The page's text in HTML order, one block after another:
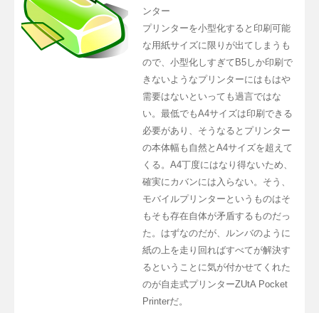
ンター
プリンターを小型化すると印刷可能
な用紙サイズに限りが出てしまうも
ので、小型化しすぎてB5しか印刷で
きないようなプリンターにはもはや
需要はないといっても過言ではな
い。最低でもA4サイズは印刷できる
必要があり、そうなるとプリンター
の本体幅も自然とA4サイズを超えて
くる。A4丁度にはなり得ないため、
確実にカバンには入らない。そう、
モバイルプリンターというものはそ
もそも存在自体が矛盾するものだっ
た。はずなのだが、ルンバのように
紙の上を走り回ればすべてが解決す
るということに気が付かせてくれた
のが自走式プリンターZUtA Pocket
Printerだ。